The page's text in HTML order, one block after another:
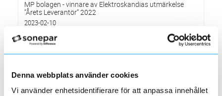
Denna webbplats använder cookies
Vi använder enhetsidentifierare för att anpassa innehållet
MP bolagen - vinnare av Elektroskandias utmärkelse
”Årets Leverantör” 2022
2023-02-10
Systemunderhåll som påverkar vår e-handelssida
2023-01-29
Elektroskandia – ny Officiell Partner i världens största
fotbollsturnering för ungdomar
2023-01-20